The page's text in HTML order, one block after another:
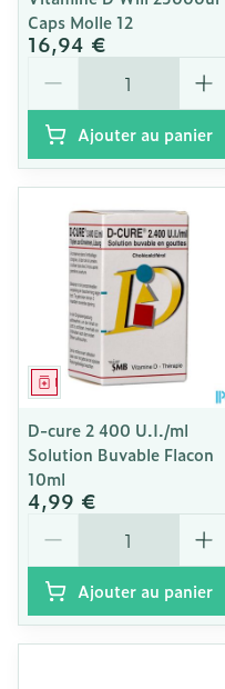
Caps Molle 12
16,94 €
Ajouter au panier
Médicament
D-cure 2 400 U.I./ml
Solution Buvable Flacon
10ml
4,99 €
Ajouter au panier